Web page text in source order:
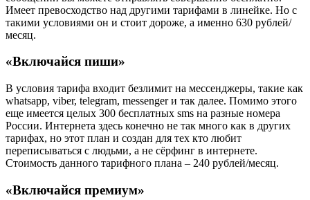
Имеет превосходство над другими тарифами в линейке. Но с
такими условиями он и стоит дороже, а именно 630 рублей/
месяц.
«Включайся пиши»
В условия тарифа входит безлимит на мессенджеры, такие как
whatsapp, viber, telegram, messenger и так далее. Помимо этого
еще имеется целых 300 бесплатных sms на разные номера
России. Интернета здесь конечно не так много как в других
тарифах, но этот план и создан для тех кто любит
переписываться с людьми, а не сёрфинг в интернете.
Стоимость данного тарифного плана – 240 рублей/месяц.
«Включайся премиум»